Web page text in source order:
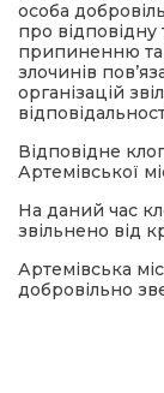
особа
про відповідну
припиненню та
злочинів
організацій
Відповідне
Артемівської
На даний час
звільнено від
Артемівська
добровільно